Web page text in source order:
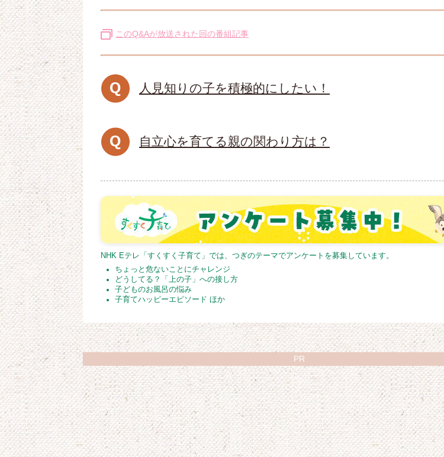
このQ&Aが放送された回の番組記事
人見知りの子を積極的にしたい！
自立心を育てる親の関わり方は？
NHK Eテレ「すくすく子育て」では、つぎのテーマでアンケートを募集しています。
ちょっと危ないことにチャレンジ
どうしてる？「上の子」への接し方
子どものお風呂の悩み
子育てハッピーエピソード ほか
PR